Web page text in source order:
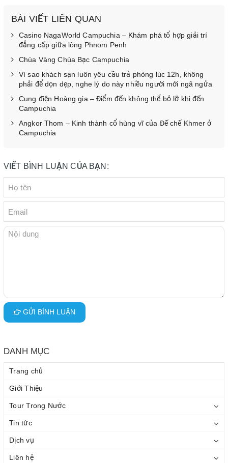
BÀI VIẾT LIÊN QUAN
Casino NagaWorld Campuchia – Khám phá tổ hợp giải trí
đẳng cấp giữa lòng Phnom Penh
Chùa Vàng Chùa Bạc Campuchia
Vì sao khách sạn luôn yêu cầu trả phòng lúc 12h, không
phải để dọn dẹp, nghe lý do này nhiều người mới ngã ngửa
Cung điện Hoàng gia – Điểm đến không thể bỏ lỡ khi đến
Campuchia
Angkor Thom – Kinh thành cổ hùng vĩ của Đế chế Khmer ở
Campuchia
VIẾT BÌNH LUẬN CỦA BẠN:
GỬI BÌNH LUẬN
DANH MỤC
Trang chủ
Giới Thiệu
Tour Trong Nước
Tin tức
Dịch vụ
Liên hệ